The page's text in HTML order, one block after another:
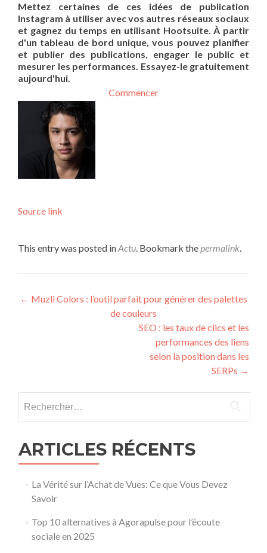
Mettez certaines de ces idées de publication
Instagram à utiliser avec vos autres réseaux sociaux
et gagnez du temps en utilisant Hootsuite. À partir
d'un tableau de bord unique, vous pouvez planifier
et publier des publications, engager le public et
mesurer les performances. Essayez-le gratuitement
aujourd'hui.
Commencer
Source link
This entry was posted inActu. Bookmark thepermalink.
Post navigation
← Muzli Colors : l’outil parfait pour générer des palettes
de couleurs
SEO : les taux de clics et les
performances des liens
selon la position dans les
SERPs →
ARTICLES RÉCENTS
La Vérité sur l’Achat de Vues: Ce que Vous Devez
Savoir
Top 10 alternatives à Agorapulse pour l’écoute
sociale en 2025